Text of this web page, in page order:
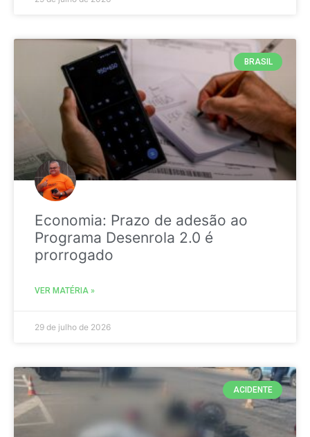
BRASIL
Economia: Prazo de adesão ao
Programa Desenrola 2.0 é
prorrogado
VER MATÉRIA »
29 de julho de 2026
ACIDENTE